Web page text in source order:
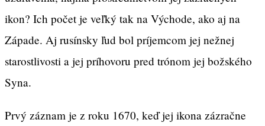
ikon? Ich počet je veľký tak na Východe, ako aj na
Západe. Aj rusínsky ľud bol príjemcom jej nežnej
starostlivosti a jej príhovoru pred trónom jej božského
Syna.
Prvý záznam je z roku 1670, keď jej ikona zázračne